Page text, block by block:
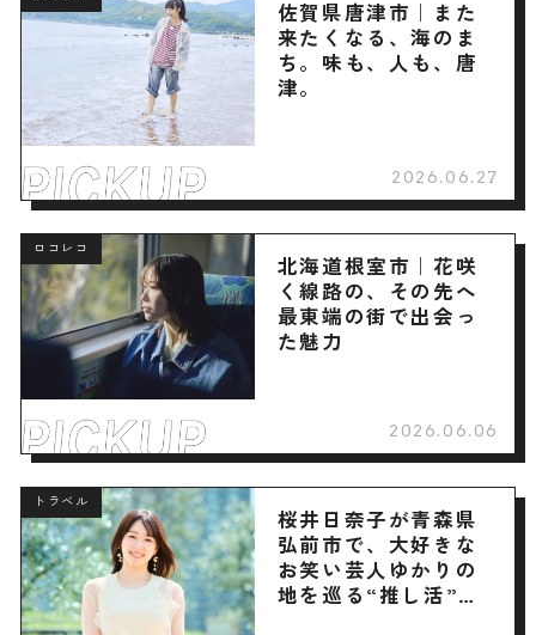
佐賀県唐津市｜また
来たくなる、海のま
ち。味も、人も、唐
津。
2026.06.27
ロコレコ
北海道根室市｜花咲
く線路の、その先へ
最東端の街で出会っ
た魅力
2026.06.06
トラベル
桜井日奈子が青森県
弘前市で、大好きな
お笑い芸人ゆかりの
地を巡る“推し活”旅